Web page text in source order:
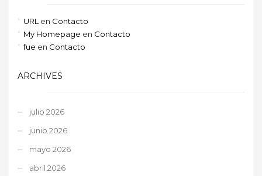
URL en Contacto
My Homepage en Contacto
fue en Contacto
ARCHIVES
julio 2026
junio 2026
mayo 2026
abril 2026